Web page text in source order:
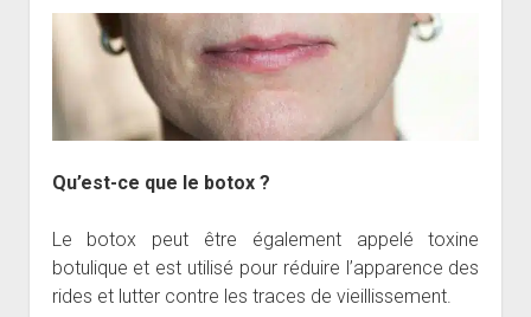
Qu’est-ce que le botox ?
Le botox peut être également appelé toxine
botulique et est utilisé pour réduire l’apparence des
rides et lutter contre les traces de vieillissement.